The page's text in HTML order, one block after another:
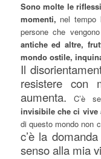
Sono molte le
momenti, nel tempo
persone che
antiche ed altre,
mondo ostile,
Il
resistere con
aumenta. C’è
invisibile che ci vive
di questo mondo non
c’è la
senso alla mia